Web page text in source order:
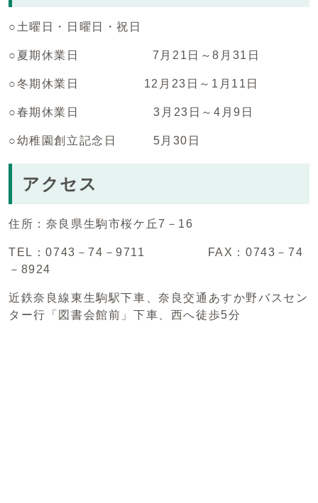
○土曜日・日曜日・祝日
○夏期休業日 7月21日～8月31日
○冬期休業日 12月23日～1月11日
○春期休業日 3月23日～4月9日
○幼稚園創立記念日 5月30日
アクセス
住所：奈良県生駒市桜ケ丘7－16
TEL：0743－74－9711 FAX：0743－74
－8924
近鉄奈良線東生駒駅下車、奈良交通あすか野バスセン
ター行「図書会館前」下車、西へ徒歩5分